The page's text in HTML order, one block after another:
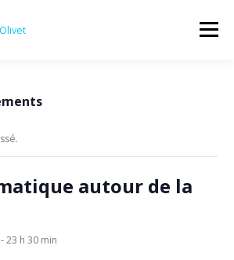
Menu
autour de la
-23 h 30 min